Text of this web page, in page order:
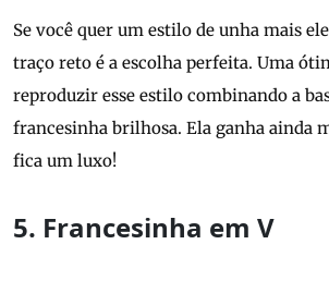
Se você quer um estilo de unha mais
traço reto é a escolha perfeita. Uma
reproduzir esse estilo combinando a
francesinha brilhosa. Ela ganha ainda
fica um luxo!
5. Francesinha em V